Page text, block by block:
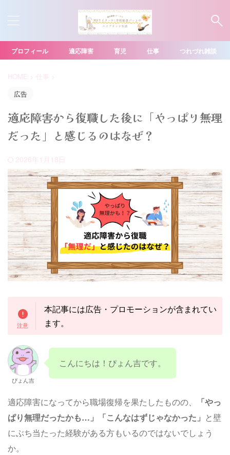
プロフィール 適応障害 育児 仕事 つれづれ雑談
HOME > 仕事 >
広告
適応障害から復職した後に「やっぱり無理
だった」と感じるのはなぜ？
2026年1月18日
本記事には広告・プロモーションが含まれてい
ます。
ぴょん吉
こんにちは！ぴょん吉です。
適応障害になってから職場復帰を果たしたものの、
「やっ
ぱり無理だったかも…」「こんなはずじゃなかった」 と壁
にぶち当たった経験がある方もいるのではないでしょう
か。